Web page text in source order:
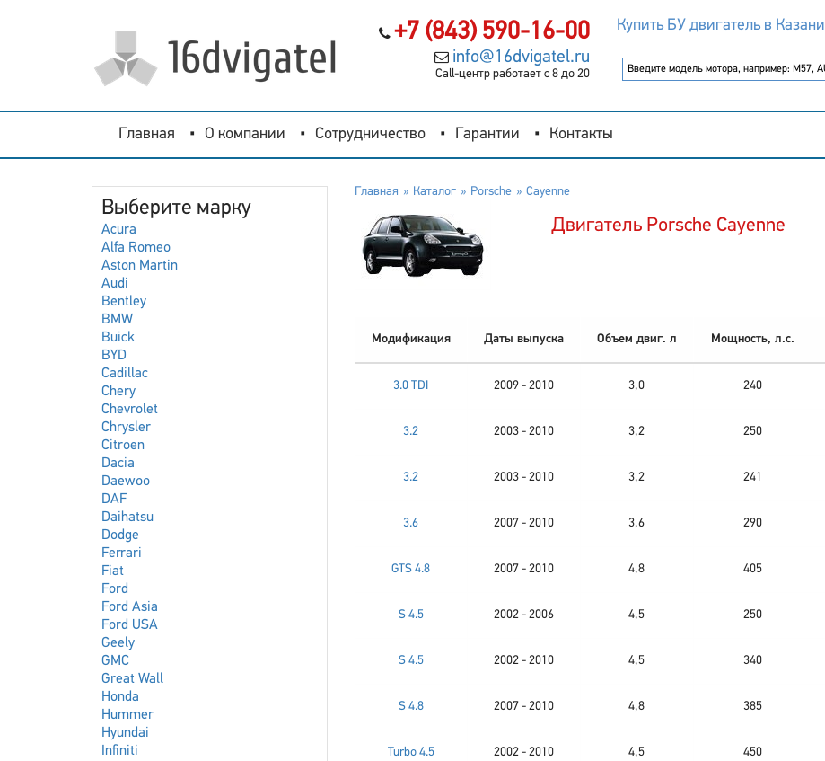
+7 (843) 590-16-00
info@16dvigatel.ru
Call-центр работает с 8 до 20
Купить БУ двигатель в Казани
Главная О компании Сотрудничество Гарантии Контакты
Выберите марку
Acura
Alfa Romeo
Aston Martin
Audi
Bentley
BMW
Buick
BYD
Cadillac
Chery
Chevrolet
Chrysler
Citroen
Dacia
Daewoo
DAF
Daihatsu
Dodge
Ferrari
Fiat
Ford
Ford Asia
Ford USA
Geely
GMC
Great Wall
Honda
Hummer
Hyundai
Infiniti
Главная Каталог Porsche Cayenne
Двигатель Porsche Cayenne
Модификация Даты выпуска Объем двиг. л Мощность, л.с.
3.0 TDI 2009 - 2010 3,0 240
3.2 2003 - 2010 3,2 250
3.2 2003 - 2010 3,2 241
3.6 2007 - 2010 3,6 290
GTS 4.8 2007 - 2010 4,8 405
S 4.5 2002 - 2006 4,5 250
S 4.5 2002 - 2010 4,5 340
S 4.8 2007 - 2010 4,8 385
Turbo 4.5 2002 - 2010 4,5 450